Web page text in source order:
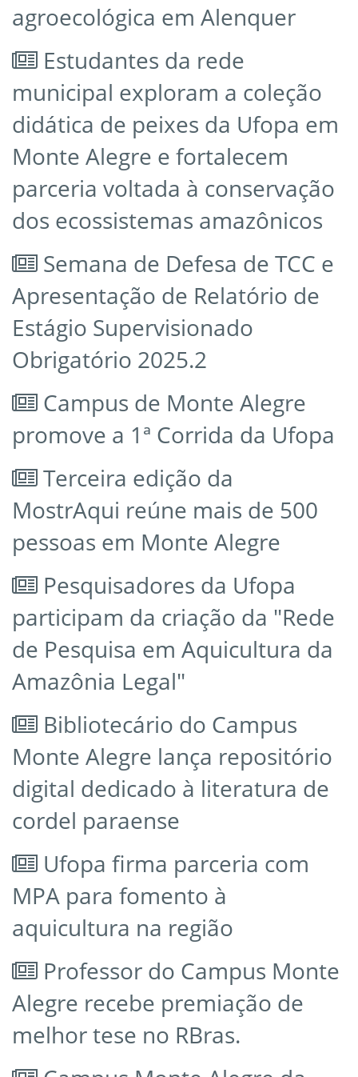
agroecológica em Alenquer
Estudantes da rede
municipal exploram a coleção
didática de peixes da Ufopa em
Monte Alegre e fortalecem
parceria voltada à conservação
dos ecossistemas amazônicos
Semana de Defesa de TCC e
Apresentação de Relatório de
Estágio Supervisionado
Obrigatório 2025.2
Campus de Monte Alegre
promove a 1ª Corrida da Ufopa
Terceira edição da
MostrAqui reúne mais de 500
pessoas em Monte Alegre
Pesquisadores da Ufopa
participam da criação da "Rede
de Pesquisa em Aquicultura da
Amazônia Legal"
Bibliotecário do Campus
Monte Alegre lança repositório
digital dedicado à literatura de
cordel paraense
Ufopa firma parceria com
MPA para fomento à
aquicultura na região
Professor do Campus Monte
Alegre recebe premiação de
melhor tese no RBras.